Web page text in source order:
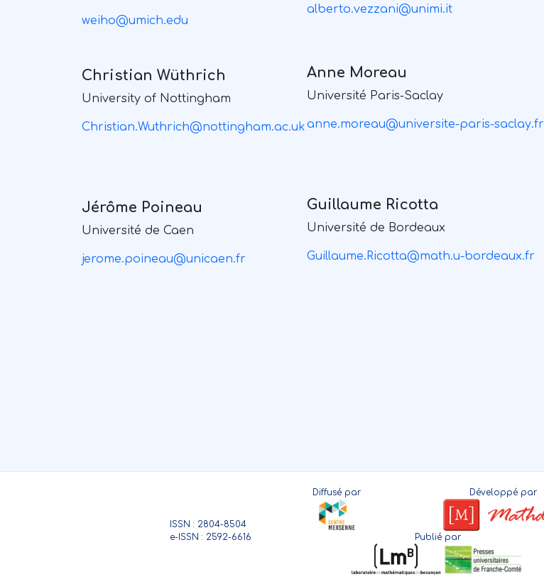
weiho@umich.edu
alberto.vezzani@unimi.it
Christian Wüthrich
University of Nottingham
Christian.Wuthrich@nottingham.ac.uk
Anne Moreau
Université Paris-Saclay
anne.moreau@universite-paris-saclay.fr
Jérôme Poineau
Université de Caen
jerome.poineau@unicaen.fr
Guillaume Ricotta
Université de Bordeaux
Guillaume.Ricotta@math.u-bordeaux.fr
ISSN : 2804-8504
e-ISSN : 2592-6616
Diffusé par
Publié par
Développé par